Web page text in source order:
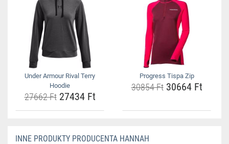
Under Armour Rival Terry
Hoodie
27662 Ft27434 Ft
Progress Tispa Zip
30854 Ft30664 Ft
INNE PRODUKTY PRODUCENTA HANNAH